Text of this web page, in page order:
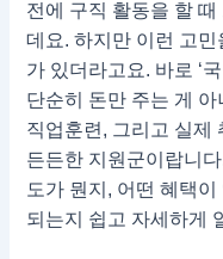
전에 구직 활동을 할
데요. 하지만 이런 고
가 있더라고요. 바로 ‘
단순히 돈만 주는 게
직업훈련, 그리고 실제
든든한 지원군이랍니
도가 뭔지, 어떤 혜택
되는지 쉽고 자세하게